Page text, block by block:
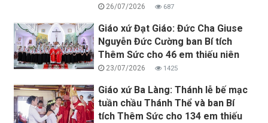
26/07/2026 687
Giáo xứ Đạt Giáo: Đức Cha Giuse
Nguyễn Đức Cường ban Bí tích
Thêm Sức cho 46 em thiếu niên
23/07/2026 1425
Giáo xứ Ba Làng: Thánh lễ bế mạc
tuần chầu Thánh Thể và ban Bí
tích Thêm Sức cho 134 em thiếu